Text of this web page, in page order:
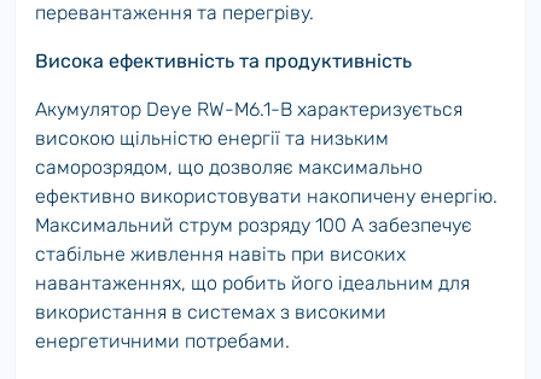
перевантаження та перегріву.
Висока ефективність та продуктивність
Акумулятор Deye RW-M6.1-B характеризується
високою щільністю енергії та низьким
саморозрядом, що дозволяє максимально
ефективно використовувати накопичену енергію.
Максимальний струм розряду 100 А забезпечує
стабільне живлення навіть при високих
навантаженнях, що робить його ідеальним для
використання в системах з високими
енергетичними потребами.